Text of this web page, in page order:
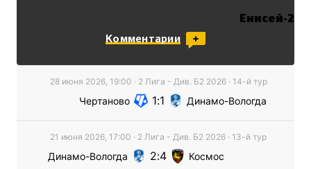
Енисей-2
Комментарии
28 июня 2026, 19:00 · 2 Лига - Див. Б2 2026· 14-й тур
Чертаново 1 1 Динамо-Вологда
21 июня 2026, 17:00 · 2 Лига - Див. Б2 2026 · 13-й тур
Динамо-Вологда 2 4 Космос